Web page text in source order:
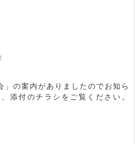
」の案内がありましたのでお知ら
添付のチラシをご覧ください。